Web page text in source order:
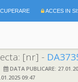
ACCES IN
[nr] -
DATA PUBLICARE:
09:47
OFERTANT